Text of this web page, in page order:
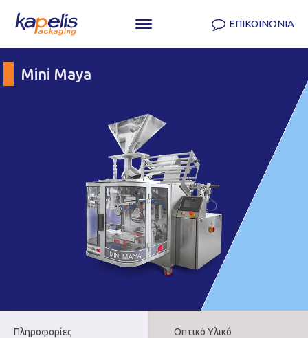
ΕΠΙΚΟΙΝΩΝΙΑ
Μini Μaya
Πληροφορίες Οπτικό Υλικό